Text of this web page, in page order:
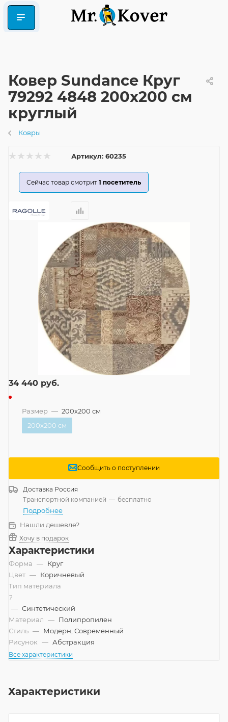
Ковер Sundance Круг
79292 4848 200x200 см
круглый
Ковры
Артикул: 60235
Сейчас товар смотрит 1 посетитель
34 440 руб.
Размер — 200x200 см
200x200 см
Сообщить о поступлении
Доставка Россия
Транспортной компанией — бесплатно
Подробнее
Нашли дешевле?
Хочу в подарок
Характеристики
Форма — Круг
Цвет — Коричневый
Тип материала
?
— Синтетический
Материал — Полипропилен
Стиль — Модерн, Современный
Рисунок — Абстракция
Все характеристики
Характеристики